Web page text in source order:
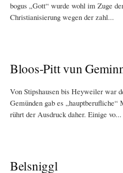
bogus „Gott“ wurde wohl im Zuge
Christianisierung wegen der zahl...
Bloos-Pitt vun
Von Stipshausen bis Heyweiler war
Gemünden gab es
rührt der Ausdruck daher. Einige vo...
Belsniggl